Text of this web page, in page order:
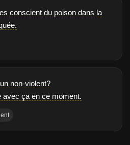
conscient du poison dans la
non-violent?
avec ça en ce moment.